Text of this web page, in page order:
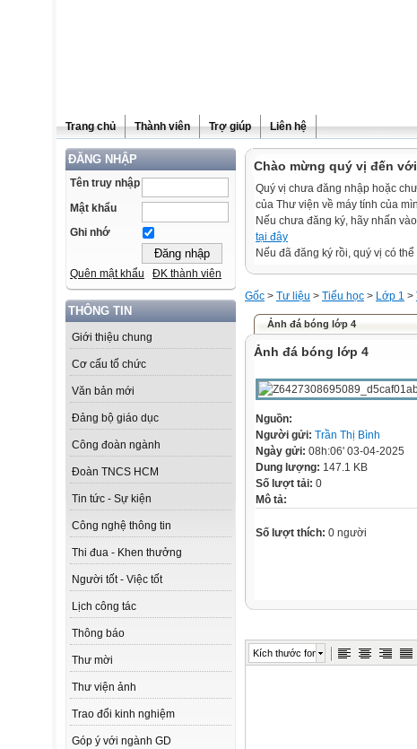
Trang chủ Thành viên Trợ giúp Liên hệ
ĐĂNG NHẬP
Tên truy nhập
Mật khẩu
Ghi nhớ
Quên mật khẩu ĐK thành viên
THÔNG TIN
Giới thiệu chung
Cơ cấu tổ chức
Văn bản mới
Đảng bộ giáo dục
Công đoàn ngành
Đoàn TNCS HCM
Tin tức - Sự kiện
Công nghệ thông tin
Thi đua - Khen thưởng
Người tốt - Việc tốt
Lịch công tác
Thông báo
Thư mời
Thư viện ảnh
Trao đổi kinh nghiệm
Góp ý với ngành GD
Chào mừng quý vị đến
Quý vị chưa đăng nhập hoặc
của Thư viện về máy tính của
Nếu chưa đăng ký, hãy nhấn
tại đây
Nếu đã đăng ký rồi, quý vị có
Gốc > Tư liệu > Tiểu học > Lớp 1 >
Ảnh đá bóng lớp 4
Ảnh đá bóng lớp 4
Nguồn:
Người gửi: Trần Thị Bình
Ngày gửi: 08h:06' 03-04-2025
Dung lượng: 147.1 KB
Số lượt tải: 0
Mô tả:
Số lượt thích: 0 người
Kích thước font